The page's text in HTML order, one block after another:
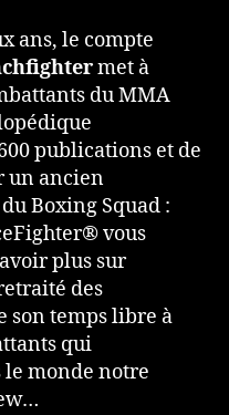
ans, le compte
met à
du MMA
publications et de
un ancien
Boxing Squad :
vous
plus sur
des
son temps libre à
qui
monde notre